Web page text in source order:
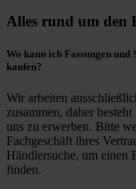
Alles rund um den
Wo kann ich Fassungen
kaufen?
Wir arbeiten
zusammen, daher
uns zu erwerben. Bitte
Fachgeschäft ihres
Händlersuche, um einen
finden.